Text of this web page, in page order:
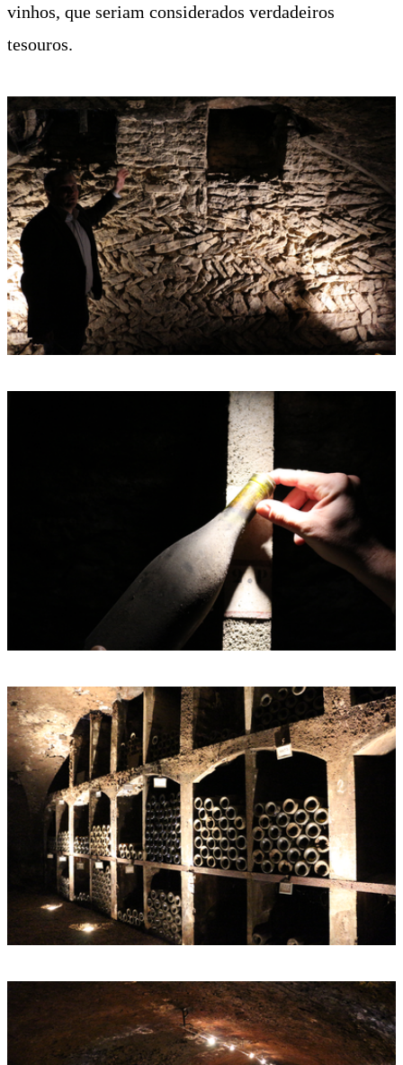
vinhos, que seriam considerados verdadeiros
tesouros.